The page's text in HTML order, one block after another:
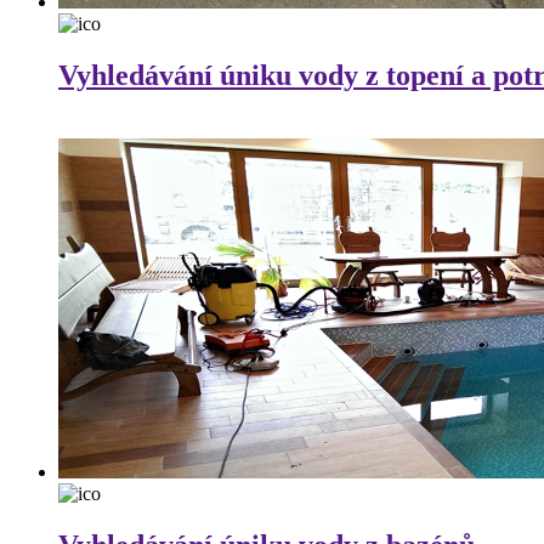
Vyhledávání úniku vody z topení a